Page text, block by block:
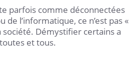
parfois comme déconnectées
l’informatique, ce n’est pas «
société. Démystifier certains a
et tous.